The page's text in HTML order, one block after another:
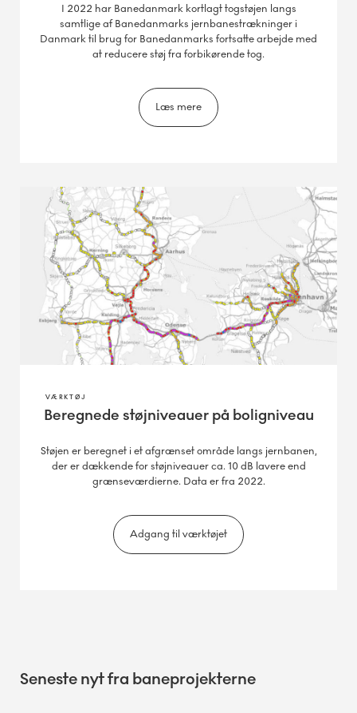
I 2022 har Banedanmark kortlagt togstøjen langs
samtlige af Banedanmarks jernbanestrækninger i
Danmark til brug for Banedanmarks fortsatte arbejde med
at reducere støj fra forbikørende tog.
Læs mere
VÆRKTØJ
Beregnede støjniveauer på boligniveau
Støjen er beregnet i et afgrænset område langs jernbanen,
der er dækkende for støjniveauer ca. 10 dB lavere end
grænseværdierne. Data er fra 2022.
Adgang til værktøjet
Seneste nyt fra baneprojekterne